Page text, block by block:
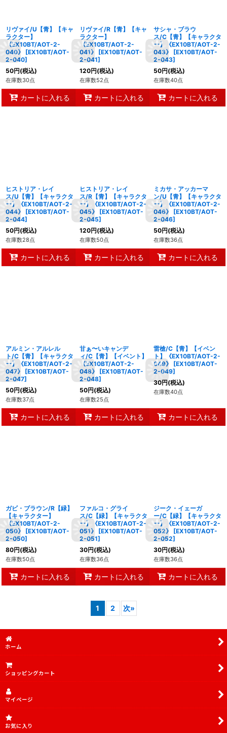
リヴァイ/U【青】【キャ
ラクター】
《EX10BT/AOT-2-
040》
[EX10BT/AOT-
2-040]
50円(税込)
在庫数30点
カートに入れる
リヴァイ/R【青】【キャ
ラクター】
《EX10BT/AOT-2-
041》
[EX10BT/AOT-
2-041]
120円(税込)
在庫数52点
カートに入れる
サシャ・ブラウ
ス/C【青】【キャラクタ
ー】《EX10BT/AOT-2-
043》
[EX10BT/AOT-
2-043]
50円(税込)
在庫数40点
カートに入れる
ヒストリア・レイ
ス/U【青】【キャラクタ
ー】《EX10BT/AOT-2-
044》
[EX10BT/AOT-
2-044]
50円(税込)
在庫数28点
カートに入れる
ヒストリア・レイ
ス/R【青】【キャラクタ
ー】《EX10BT/AOT-2-
045》
[EX10BT/AOT-
2-045]
120円(税込)
在庫数50点
カートに入れる
ミカサ・アッカーマ
ン/U【青】【キャラクタ
ー】《EX10BT/AOT-2-
046》
[EX10BT/AOT-
2-046]
50円(税込)
在庫数36点
カートに入れる
アルミン・アルレル
ト/C【青】【キャラクタ
ー】《EX10BT/AOT-2-
047》
[EX10BT/AOT-
2-047]
50円(税込)
在庫数37点
カートに入れる
甘ぁ〜いキャンデ
ィ/C【青】【イベント】
《EX10BT/AOT-2-
048》
[EX10BT/AOT-
2-048]
50円(税込)
在庫数25点
カートに入れる
雷槍/C【青】【イベン
ト】《EX10BT/AOT-2-
049》
[EX10BT/AOT-
2-049]
30円(税込)
在庫数40点
カートに入れる
ガビ・ブラウン/R【緑】
【キャラクター】
《EX10BT/AOT-2-
050》
[EX10BT/AOT-
2-050]
80円(税込)
在庫数50点
カートに入れる
ファルコ・グライ
ス/C【緑】【キャラクタ
ー】《EX10BT/AOT-2-
051》
[EX10BT/AOT-
2-051]
30円(税込)
在庫数36点
カートに入れる
ジーク・イェーガ
ー/C【緑】【キャラクタ
ー】《EX10BT/AOT-2-
052》
[EX10BT/AOT-
2-052]
30円(税込)
在庫数36点
カートに入れる
1 2 次»
ホーム
ショッピングカート
マイページ
お気に入り